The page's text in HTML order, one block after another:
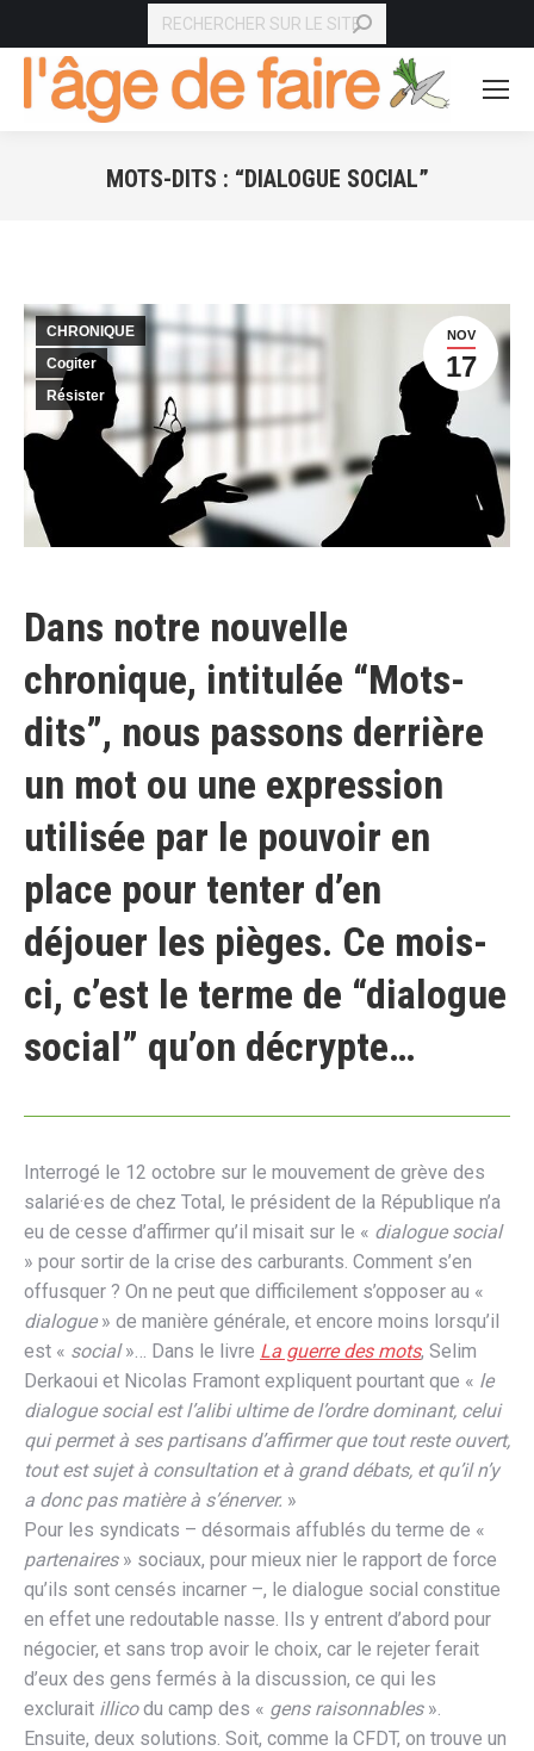
RECHERCHE
MOTS-DITS : “DIALOGUE SOCIAL”
NOV
17
CHRONIQUE
Cogiter
Résister
Dans notre nouvelle
chronique, intitulée “Mots-
dits”, nous passons derrière
un mot ou une expression
utilisée par le pouvoir en
place pour tenter d’en
déjouer les pièges. Ce mois-
ci, c’est le terme de “dialogue
social” qu’on décrypte…
Interrogé le 12 octobre sur le mouvement de grève des
salarié·es de chez Total, le président de la République n’a
eu de cesse d’affirmer qu’il misait sur le « dialogue social
» pour sortir de la crise des carburants. Comment s’en
offusquer ? On ne peut que difficilement s’opposer au «
dialogue» de manière générale, et encore moins lorsqu’il
est « social»… Dans le livre La guerre des mots, Selim
Derkaoui et Nicolas Framont expliquent pourtant que « le
dialogue social est l’alibi ultime de l’ordre dominant, celui
qui permet à ses partisans d’affirmer que tout reste ouvert,
tout est sujet à consultation et à grand débats, et qu’il n’y
a donc pas matière à s’énerver. »
Pour les syndicats – désormais affublés du terme de «
partenaires » sociaux, pour mieux nier le rapport de force
qu’ils sont censés incarner –, le dialogue social constitue
en effet une redoutable nasse. Ils y entrent d’abord pour
négocier, et sans trop avoir le choix, car le rejeter ferait
d’eux des gens fermés à la discussion, ce qui les
exclurait illicodu camp des « gens raisonnables».
Ensuite, deux solutions. Soit, comme la CFDT, on trouve un